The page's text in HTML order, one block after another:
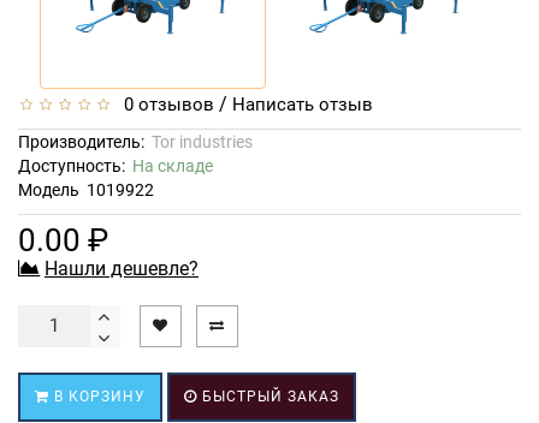
0 отзывов / Написать отзыв
Производитель: Tor industries
Доступность: На складе
Модель 1019922
0.00 ₽
Нашли дешевле?
В КОРЗИНУ БЫСТРЫЙ ЗАКАЗ